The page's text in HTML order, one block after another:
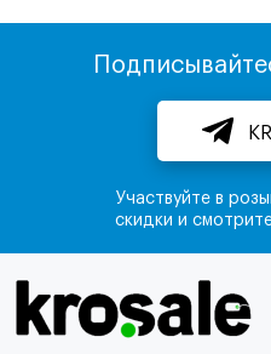
Участвуйте в
скидки и